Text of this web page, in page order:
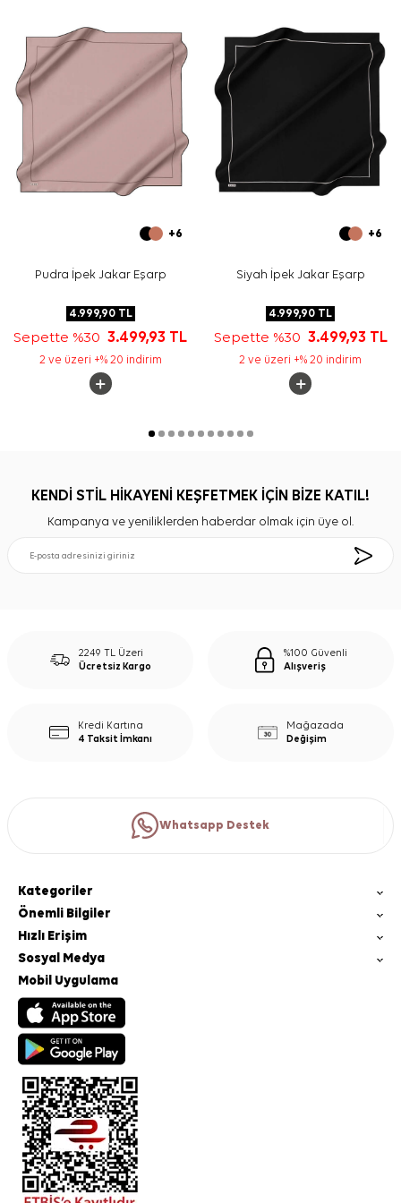
izleyiniz. İpek ve hassas eşarpların bakımında, etiket
talimatına uygun durumlarda
tercih edebilirsiniz.
Sıkça Sorulan Sorular
Bu eşarbın ölçüsü nedir?
Ürünün ana rengi nedir?
Bu eşarp hangi kumaş türündedir?
Hangi kombinlerle kullanılabilir?
+6
Pudra İpek Jakar Eşarp
4.999,90TL
Sepette %303.499,93 TL
2 ve üzeri +% 20 indirim
+6
Siyah İpek Jakar Eşarp
4.999,90 TL
Sepette %30 3.499,93 TL
2 ve üzeri +% 20 indirim
KENDİ STİL HİKAYENİ KEŞFETMEK İÇİN BİZE KATIL!
Kampanya ve yeniliklerden haberdar olmak için üye ol.
2249 TL Üzeri
Ücretsiz Kargo
%100 Güvenli
Alışveriş
Kredi Kartına
4 Taksit İmkanı
Mağazada
Değişim
Whatsapp Destek
Kategoriler
Önemli Bilgiler
Hızlı Erişim
Sosyal Medya
Mobil Uygulama